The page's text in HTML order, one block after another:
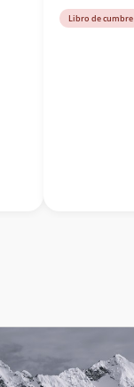
Libro de cumbre